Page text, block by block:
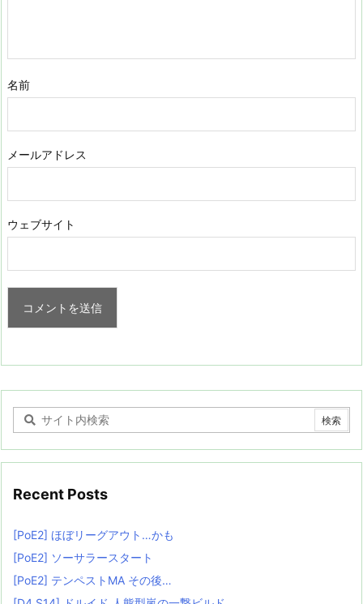
名前
メールアドレス
ウェブサイト
Recent Posts
[PoE2] ほぼリーグアウト…かも
[PoE2] ソーサラースタート
[PoE2] テンペストMA その後…